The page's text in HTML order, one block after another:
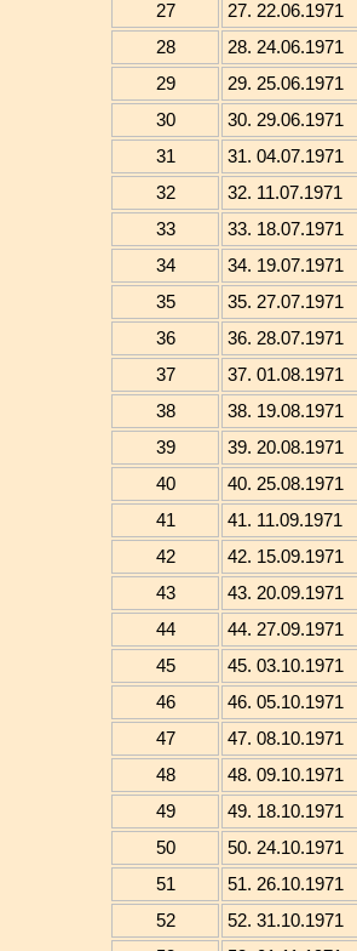
27
27. 22.06.1971
28
28. 24.06.1971
29
29. 25.06.1971
30
30. 29.06.1971
31
31. 04.07.1971
32
32. 11.07.1971
33
33. 18.07.1971
34
34. 19.07.1971
35
35. 27.07.1971
36
36. 28.07.1971
37
37. 01.08.1971
38
38. 19.08.1971
39
39. 20.08.1971
40
40. 25.08.1971
41
41. 11.09.1971
42
42. 15.09.1971
43
43. 20.09.1971
44
44. 27.09.1971
45
45. 03.10.1971
46
46. 05.10.1971
47
47. 08.10.1971
48
48. 09.10.1971
49
49. 18.10.1971
50
50. 24.10.1971
51
51. 26.10.1971
52
52. 31.10.1971